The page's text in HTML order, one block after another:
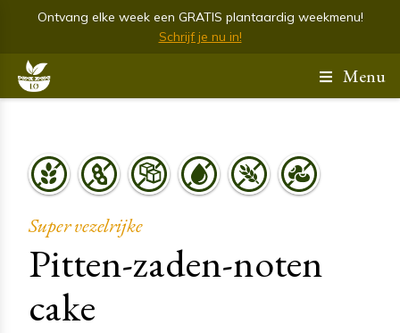
Ontvang elke week een GRATIS plantaardig weekmenu!
Schrijf je nu in!
Menu
Super vezelrijke
Pitten-zaden-noten
cake